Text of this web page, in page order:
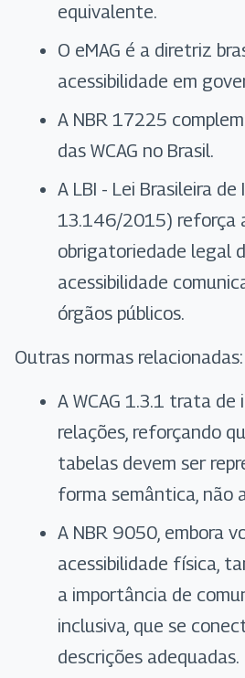
equivalente.
O eMAG é a diretriz
acessibilidade em
A NBR 17225
das WCAG no Brasil.
A LBI - Lei Brasileira de
13.146/2015) reforça
obrigatoriedade legal
acessibilidade
órgãos públicos.
Outras normas relacionadas:
A WCAG 1.3.1 trata de
relações, reforçando
tabelas devem ser
forma semântica, não
A NBR 9050, embora
acessibilidade física,
a importância de
inclusiva, que se
descrições adequadas.